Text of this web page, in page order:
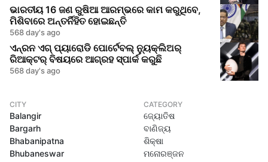
ଭାରତୀୟ 16 ଜଣ ରୁଷିଆ ଆରମ୍ଭରେ କାମ କରୁଥିବେ,
ମିଶିବାରେ ଅନ୍ତର୍ନିହିତ ହୋଇଛନ୍ତି
568 day's ago
ଏନ୍ରନ ଏଗ୍ ପ୍ୟାରୋଡି ପୋର୍ଟେବଲ୍ ନ୍ୟୁକ୍ଲିଅର୍
ରିଆକ୍ଟର୍ ବିଷୟରେ ଆଗ୍ରହ ସ୍ପାର୍କ କରୁଛି
568 day's ago
CITY
Balangir
Bargarh
Bhabanipatna
Bhubaneswar
CATEGORY
ଜ୍ୟୋତିଷ
ବାଣିଜ୍ୟ
ଶିକ୍ଷା
ମନୋରଞ୍ଜନ